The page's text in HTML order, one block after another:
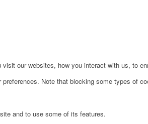
our websites, how you interact with us, to
Note that blocking some types of
and to use some of its features.